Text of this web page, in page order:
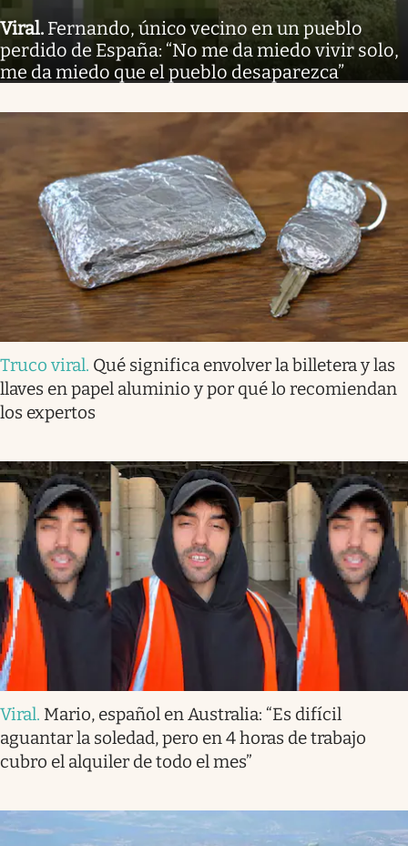
Viral. Fernando, único vecino en un pueblo
perdido de España: “No me da miedo vivir solo,
me da miedo que el pueblo desaparezca”
Truco viral. Qué significa envolver la billetera y las
llaves en papel aluminio y por qué lo recomiendan
los expertos
Viral. Mario, español en Australia: “Es difícil
aguantar la soledad, pero en 4 horas de trabajo
cubro el alquiler de todo el mes”